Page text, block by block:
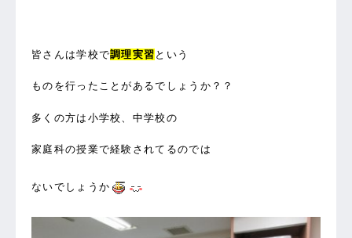
皆さんは学校で調理実習 という
ものを行ったことがあるでしょうか？？
多くの方は小学校、中学校の
家庭科の授業で経験されてるのでは
ないでしょうか